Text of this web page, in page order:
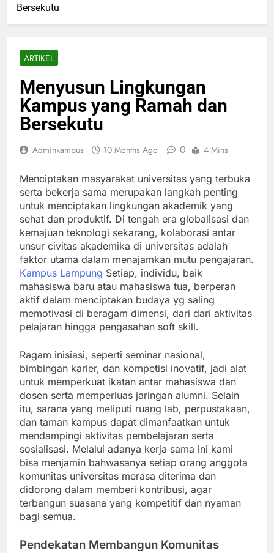
Bersekutu
ARTIKEL
Menyusun Lingkungan
Kampus yang Ramah dan
Bersekutu
Adminkampus 10 Months Ago 0 4 Mins
Menciptakan masyarakat universitas yang terbuka
serta bekerja sama merupakan langkah penting
untuk menciptakan lingkungan akademik yang
sehat dan produktif. Di tengah era globalisasi dan
kemajuan teknologi sekarang, kolaborasi antar
unsur civitas akademika di universitas adalah
faktor utama dalam menajamkan mutu pengajaran.
Kampus Lampung Setiap, individu, baik
mahasiswa baru atau mahasiswa tua, berperan
aktif dalam menciptakan budaya yg saling
memotivasi di beragam dimensi, dari dari aktivitas
pelajaran hingga pengasahan soft skill.
Ragam inisiasi, seperti seminar nasional,
bimbingan karier, dan kompetisi inovatif, jadi alat
untuk memperkuat ikatan antar mahasiswa dan
dosen serta memperluas jaringan alumni. Selain
itu, sarana yang meliputi ruang lab, perpustakaan,
dan taman kampus dapat dimanfaatkan untuk
mendampingi aktivitas pembelajaran serta
sosialisasi. Melalui adanya kerja sama ini kami
bisa menjamin bahwasanya setiap orang anggota
komunitas universitas merasa diterima dan
didorong dalam memberi kontribusi, agar
terbangun suasana yang kompetitif dan nyaman
bagi semua.
Pendekatan Membangun Komunitas